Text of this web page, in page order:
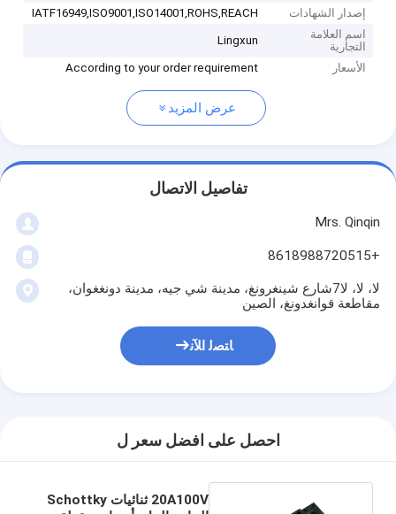
إصدار الشهادات
IATF16949,ISO9001,ISO14001,ROHS,REACH
اسم العلامة
التجارية
Lingxun
الأسعار According to your order requirement
عرض المزيد
تفاصيل الاتصال
Mrs. Qinqin
+8618988720515
لا، لا، لا7شارع شينغرونغ، مدينة شي جيه، مدينة دونغغوان،
مقاطعة قوانغدونغ، الصين
ﺎﺘﺼﻟ ﺍﻶﻧ
احصل على افضل سعر ل
20A100V ثنائيات Schottky